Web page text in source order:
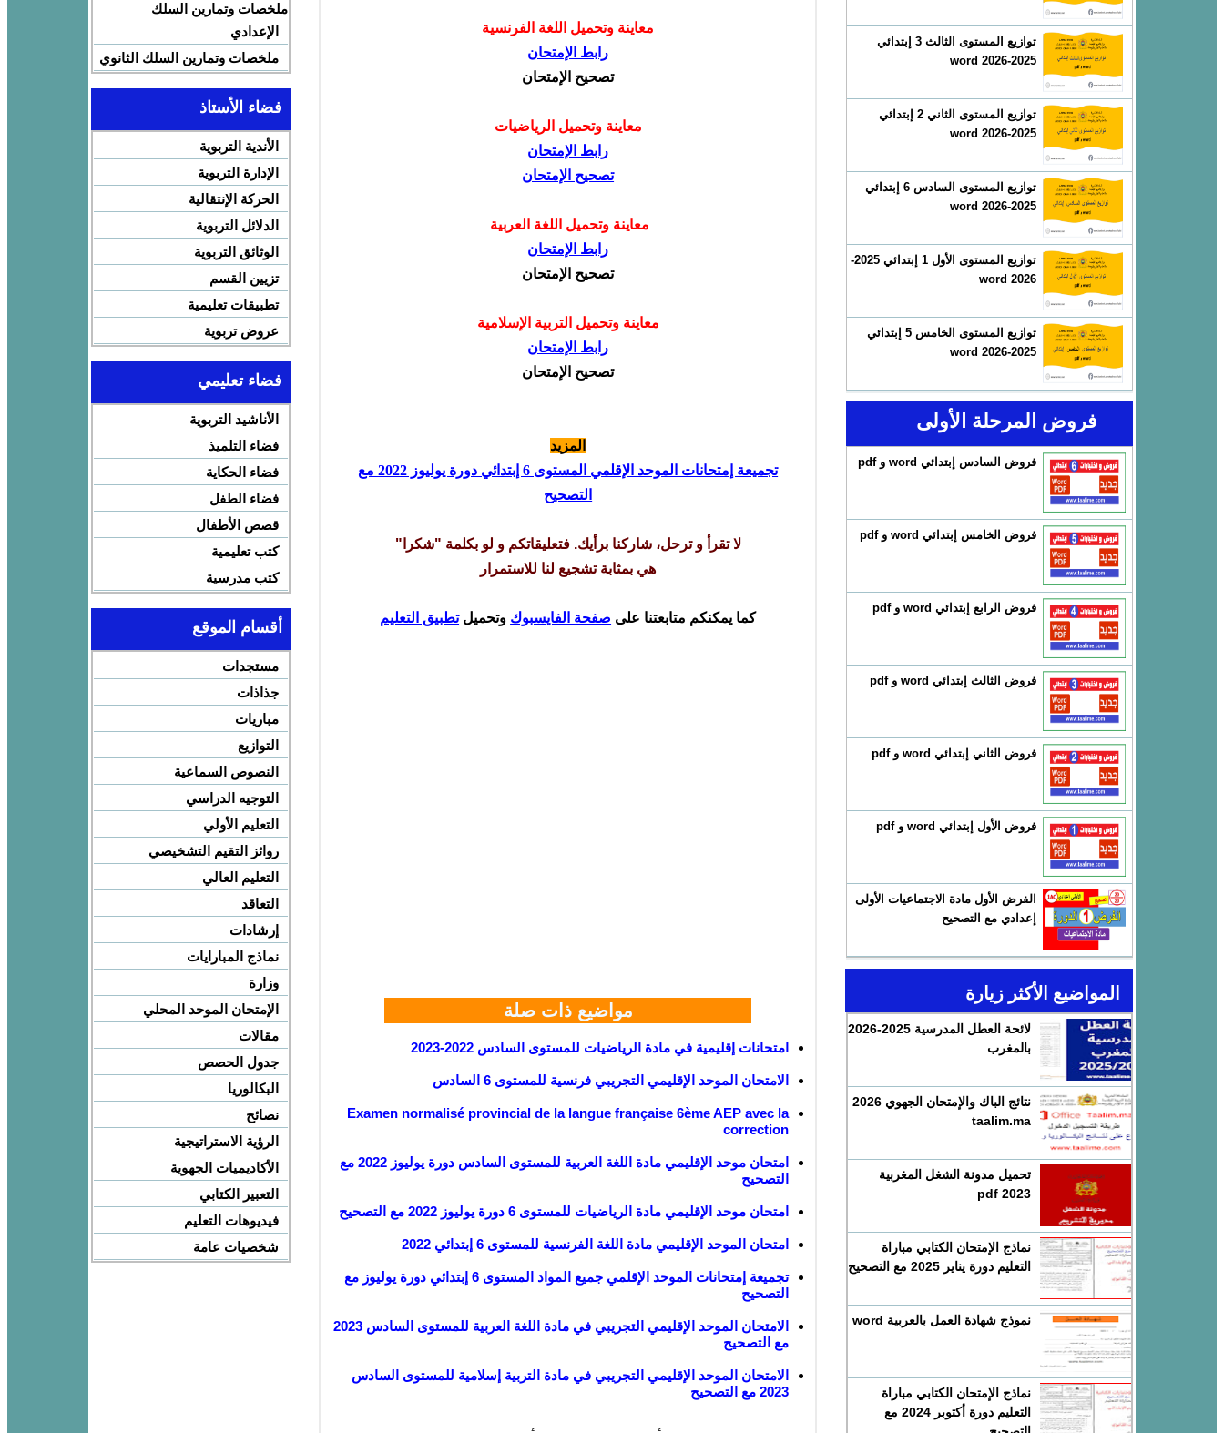
معاينة وتحميل اللغة الفرنسية
رابط الإمتحان
تصحيح الإمتحان
معاينة وتحميل الرياضيات
رابط الإمتحان
تصحيح الإمتحان
معاينة وتحميل اللغة العربية
رابط الإمتحان
تصحيح الإمتحان
معاينة وتحميل التربية الإسلامية
رابط الإمتحان
تصحيح الإمتحان
المزيد
تجميعة إمتحانات الموحد الإقلمي المستوى 6 إبتدائي دورة يوليوز 2022 مع
التصحيح
لا تقرأ و ترحل، شاركنا برأيك. فتعليقاتكم و لو بكلمة "شكرا"
هي بمثابة تشجيع لنا للاستمرار
كما يمكنكم متابعتنا على صفحة الفايسبوك وتحميلتطبيق التعليم
مواضيع ذات صلة
امتحانات إقليمية في مادة الرياضيات للمستوى السادس 2022-2023
الامتحان الموحد الإقليمي التجريبي فرنسية للمستوى 6 السادس
Examen normalisé provincial de la langue française 6ème AEP avec la
correction
امتحان موحد الإقليمي مادة اللغة العربية للمستوى السادس دورة يوليوز 2022 مع
التصحيح
امتحان موحد الإقليمي مادة الرياضيات للمستوى 6 دورة يوليوز 2022 مع التصحيح
امتحان الموحد الإقليمي مادة اللغة الفرنسية للمستوى 6 إبتدائي 2022
تجميعة إمتحانات الموحد الإقلمي جميع المواد المستوى 6 إبتدائي دورة يوليوز مع
التصحيح
الامتحان الموحد الإقليمي التجريبي في مادة اللغة العربية للمستوى السادس 2023
مع التصحيح
الامتحان الموحد الإقليمي التجريبي في مادة التربية إسلامية للمستوى السادس
2023 مع التصحيح
توازيع المستوى الثالث 3 إبتدائي
2025-2026 word
توازيع المستوى الثاني 2 إبتدائي
2025-2026 word
توازيع المستوى السادس 6 إبتدائي
2025-2026 word
توازيع المستوى الأول 1 إبتدائي 2025-
2026 word
توازيع المستوى الخامس 5 إبتدائي
2025-2026 word
فروض المرحلة الأولى
فروض السادس إبتدائي word و pdf
فروض الخامس إبتدائي word و pdf
فروض الرابع إبتدائي word و pdf
فروض الثالث إبتدائي word و pdf
فروض الثاني إبتدائي word و pdf
فروض الأول إبتدائي word و pdf
الفرض الأول مادة الاجتماعيات الأولى
إعدادي مع التصحيح
المواضيع الأكثر زيارة
لائحة العطل المدرسية 2025-2026
بالمغرب
نتائج الباك والإمتحان الجهوي 2026
taalim.ma
تحميل مدونة الشغل المغربية
2023 pdf
نماذج الإمتحان الكتابي مباراة
التعليم دورة يناير 2025 مع التصحيح
نموذج شهادة العمل بالعربية word
نماذج الإمتحان الكتابي مباراة
التعليم دورة أكتوبر 2024 مع
ملخصات وتمارين السلك
الإعدادي
ملخصات وتمارين السلك الثانوي
فضاء الأستاذ
الأندية التربوية
الإدارة التربوية
الحركة الإنتقالية
الدلائل التربوية
الوثائق التربوية
تزيين القسم
تطبيقات تعليمية
عروض تربوية
فضاء تعليمي
الأناشيد التربوية
فضاء التلميذ
فضاء الحكاية
فضاء الطفل
قصص الأطفال
كتب تعليمية
كتب مدرسية
أقسام الموقع
مستجدات
جذاذات
مباريات
التوازيع
النصوص السماعية
التوجيه الدراسي
التعليم الأولي
روائز التقيم التشخيصي
التعليم العالي
التعاقد
إرشادات
نماذج المبارايات
وزارة
الإمتحان الموحد المحلي
مقالات
جدول الحصص
البكالوريا
نصائح
الرؤية الاستراتيجية
الأكاديميات الجهوية
التعبير الكتابي
فيديوهات التعليم
شخصيات عامة